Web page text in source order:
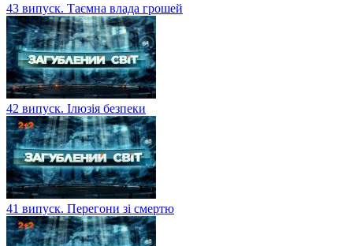
43 випуск. Таємна влада грошей
42 випуск. Ілюзія безпеки
41 випуск. Перегони зі смертю